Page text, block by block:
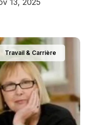
13, 2025
Travail & Carrière